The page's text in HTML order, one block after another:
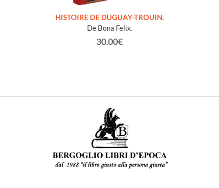
HISTOIRE DE DUGUAY-TROUIN.
De Bona Felix.
30.00€